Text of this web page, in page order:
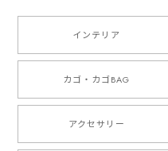
インテリア
カゴ・カゴBAG
アクセサリー